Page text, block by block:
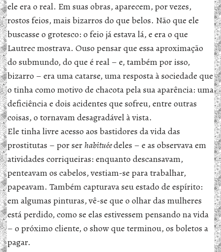
ele era o real. Em suas obras, aparecem, por vezes,
rostos feios, mais bizarros do que belos. Não que ele
buscasse o grotesco: o feio já estava lá, e era o que
Lautrec mostrava. Ouso pensar que essa aproximação
do submundo, do que é real – e, também por isso,
bizarro – era uma catarse, uma resposta à sociedade que
o tinha como motivo de chacota pela sua aparência: uma
deficiência e dois acidentes que sofreu, entre outras
coisas, o tornavam desagradável à vista.
Ele tinha livre acesso aos bastidores da vida das
prostitutas – por ser habituéedeles – e as observava em
atividades corriqueiras: enquanto descansavam,
penteavam os cabelos, vestiam-se para trabalhar,
papeavam. Também capturava seu estado de espírito:
em algumas pinturas, vê-se que o olhar das mulheres
está perdido, como se elas estivessem pensando na vida
– o próximo cliente, o show que terminou, os boletos a
pagar.